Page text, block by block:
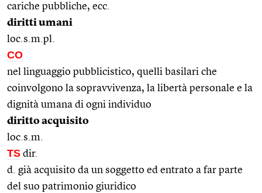
cariche pubbliche, ecc.
diritti umani
loc.s.m.pl.
CO
nel linguaggio pubblicistico, quelli basilari che
coinvolgono la sopravvivenza, la libertà personale e la
dignità umana di ogni individuo
diritto acquisito
loc.s.m.
TS dir.
d. già acquisito da un soggetto ed entrato a far parte
del suo patrimonio giuridico